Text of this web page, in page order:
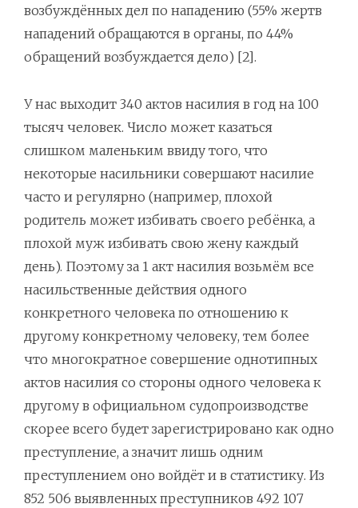
возбуждённых дел по нападению (55% жертв
нападений обращаются в органы, по 44%
обращений возбуждается дело) [2].
У нас выходит 340 актов насилия в год на 100
тысяч человек. Число может казаться
слишком маленьким ввиду того, что
некоторые насильники совершают насилие
часто и регулярно (например, плохой
родитель может избивать своего ребёнка, а
плохой муж избивать свою жену каждый
день). Поэтому за 1 акт насилия возьмём все
насильственные действия одного
конкретного человека по отношению к
другому конкретному человеку, тем более
что многократное совершение однотипных
актов насилия со стороны одного человека к
другому в официальном судопроизводстве
скорее всего будет зарегистрировано как одно
преступление, а значит лишь одним
преступлением оно войдёт и в статистику. Из
852 506 выявленных преступников 492 107